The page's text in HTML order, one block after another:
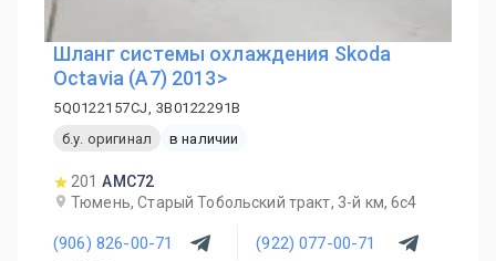
Шланг системы охлаждения Skoda
Octavia (A7) 2013>
5Q0122157CJ, 3B0122291B
б.у. оригинал
в наличии
201 AMC72
Тюмень, Старый Тобольский тракт, 3-й км, 6с4
(906) 826-00-71 (922) 077-00-71